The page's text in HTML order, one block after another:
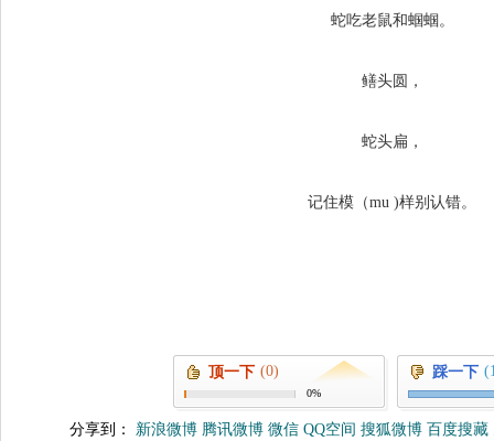
蛇吃老鼠和蝈蝈。
鳝头圆，
蛇头扁，
记住模（mu )样别认错。
顶一下 (0)
0%
踩一下
分享到： 新浪微博 腾讯微博 微信 QQ空间 搜狐微博 百度搜藏